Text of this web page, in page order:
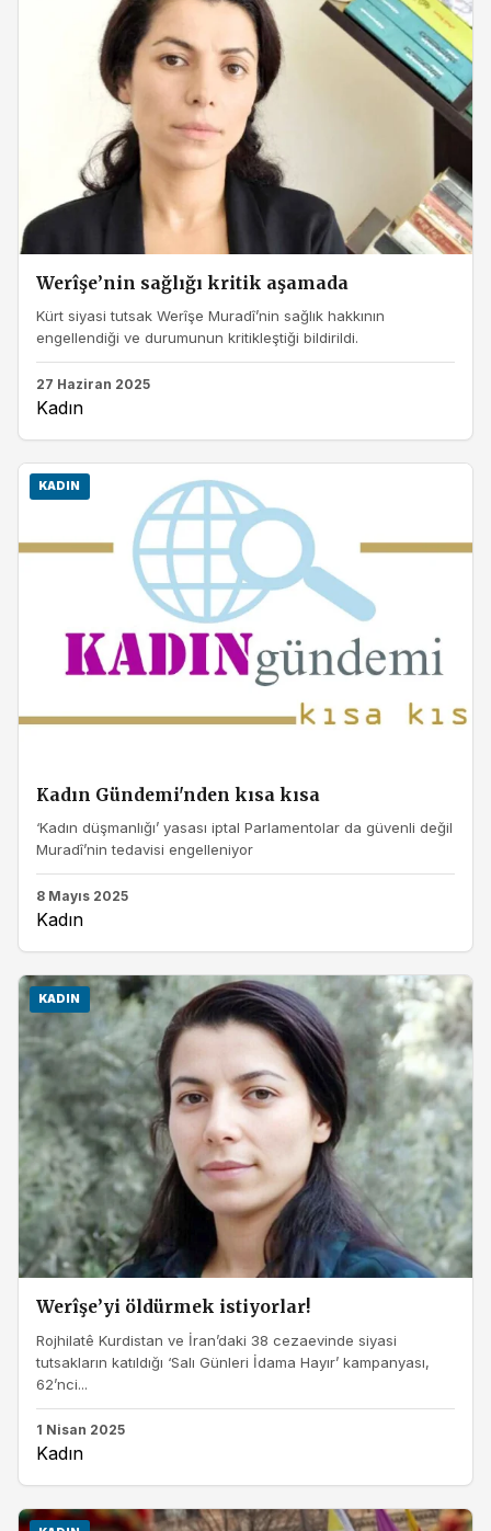
Werîşe’nin sağlığı kritik aşamada
Kürt siyasi tutsak Werîşe Muradî’nin sağlık hakkının
engellendiği ve durumunun kritikleştiği bildirildi.
27 Haziran 2025
Kadın
KADIN
Kadın Gündemi'nden kısa kısa
‘Kadın düşmanlığı’ yasası iptal Parlamentolar da güvenli değil
Muradî’nin tedavisi engelleniyor
8 Mayıs 2025
Kadın
KADIN
Werîşe’yi öldürmek istiyorlar!
Rojhilatê Kurdistan ve İran’daki 38 cezaevinde siyasi
tutsakların katıldığı ‘Salı Günleri İdama Hayır’ kampanyası,
62’nci...
1 Nisan 2025
Kadın